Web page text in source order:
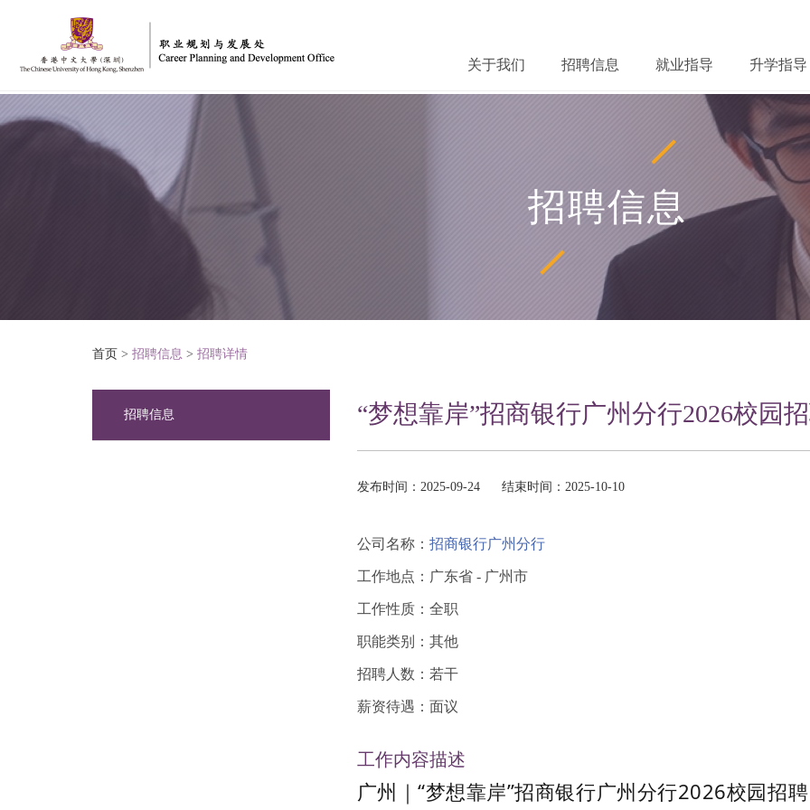
关于我们 招聘信息 就业指导 升学指导
招聘信息
首页 > 招聘信息 > 招聘详情
招聘信息 “梦想靠岸”招商银行广州分行2026校园
发布时间：2025-09-24 结束时间：2025-10-10
公司名称： 招商银行广州分行
工作地点：广东省 - 广州市
工作性质：全职
职能类别：其他
招聘人数：若干
薪资待遇：面议
工作内容描述
广州｜“梦想靠岸”招商银行广州分行2026校园招聘